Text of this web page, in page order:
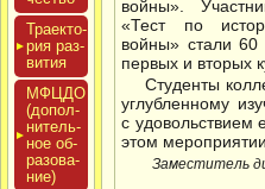
Тра­ек­то­
рия раз­
ви­тия
МФЦДО
(до­пол­
ни­тель­
ное об­
ра­зова­
ние)
войны».
«Тест по
войны» стали 60
первых и вторых
Студенты
углубленному
с удовольствием
этом мероприятии.
Заместитель